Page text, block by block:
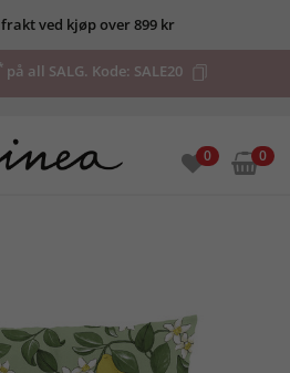
ved kjøp over 899 kr
* på all SALG. Kode: SALE20
0 0